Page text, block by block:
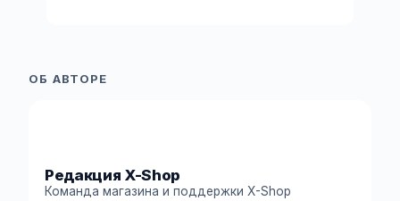
ОБ АВТОРЕ
Редакция X-Shop
Команда магазина и поддержки X-Shop